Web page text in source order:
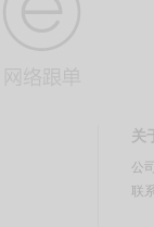
关
公
联